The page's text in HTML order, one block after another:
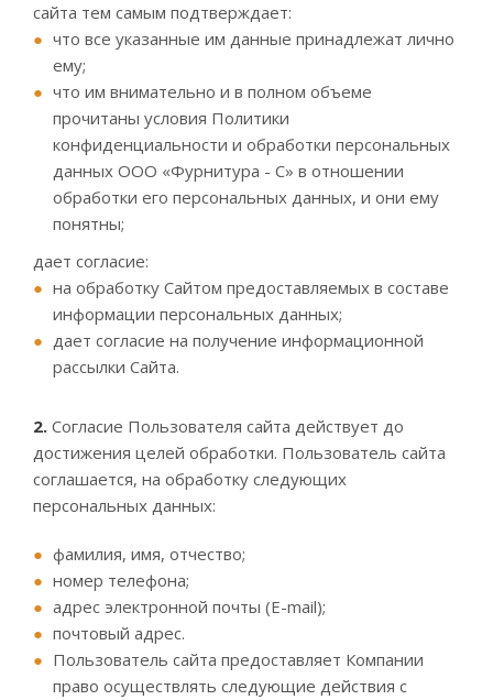
сайта тем самым подтверждает:
что все указанные им данные принадлежат лично
ему;
что им внимательно и в полном объеме
прочитаны условия Политики
конфиденциальности и обработки персональных
данных ООО «Фурнитура - С» в отношении
обработки его персональных данных, и они ему
понятны;
дает согласие:
на обработку Сайтом предоставляемых в составе
информации персональных данных;
дает согласие на получение информационной
рассылки Сайта.
2. Согласие Пользователя сайта действует до
достижения целей обработки. Пользователь сайта
соглашается, на обработку следующих
персональных данных:
фамилия, имя, отчество;
номер телефона;
адрес электронной почты (E-mail);
почтовый адрес.
Пользователь сайта предоставляет Компании
право осуществлять следующие действия с